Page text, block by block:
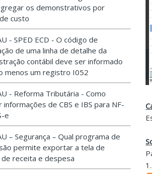
os demonstrativos por
custo
- SPED ECD - O código de
de uma linha de detalhe da
contábil deve ser informado
menos um registro I052
- Reforma Tributária - Como
informações de CBS e IBS para NF-
e
– Segurança – Qual programa de
permite exportar a tela de
receita e despesa